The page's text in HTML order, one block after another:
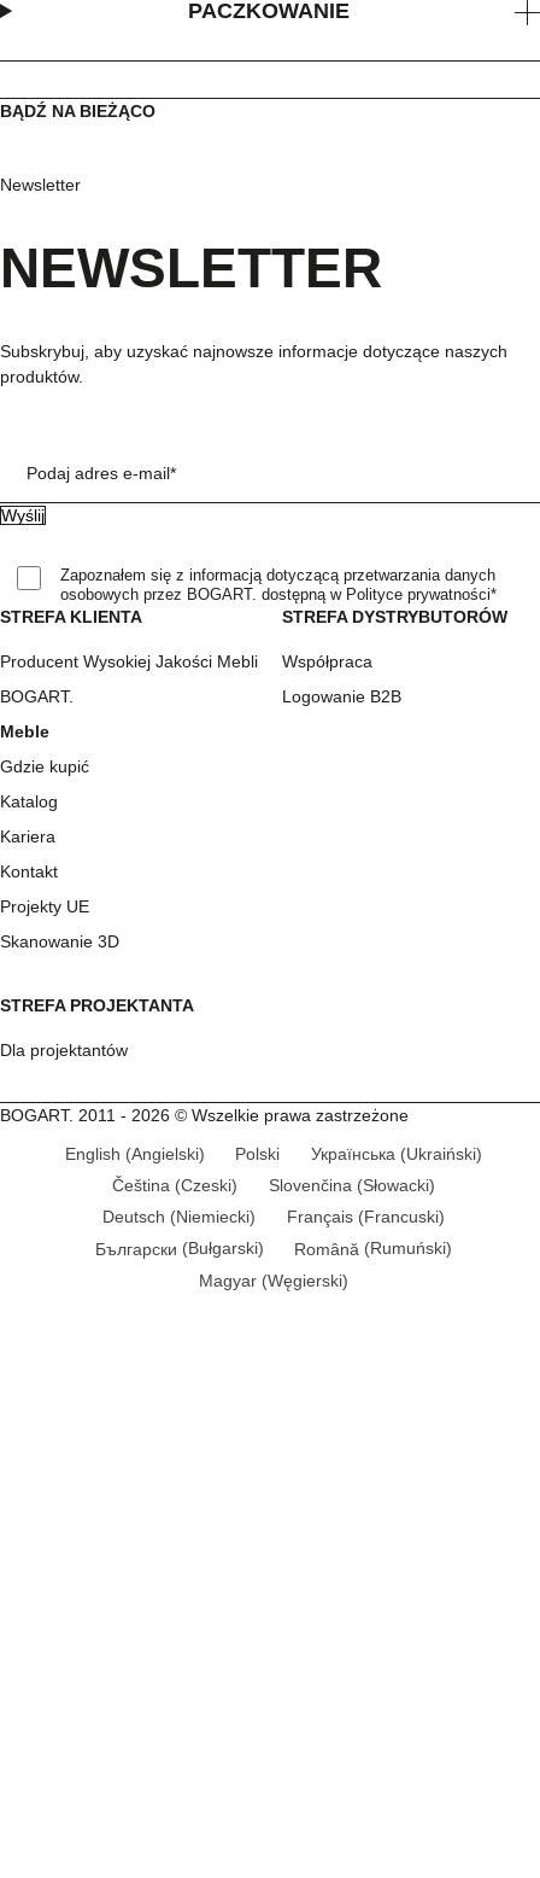
PACZKOWANIE
STREFA KLIENTA
Producent Wysokiej Jakości Mebli
BOGART.
Meble
Gdzie kupić
Katalog
Kariera
Kontakt
Projekty UE
Skanowanie 3D
STREFA DYSTRYBUTORÓW
Współpraca
Logowanie B2B
STREFA PROJEKTANTA
Dla projektantów
BĄDŹ NA BIEŻĄCO
Newsletter
NEWSLETTER
Subskrybuj, aby uzyskać najnowsze informacje dotyczące naszych
produktów.
Podaj adres e-mail*
Zapoznałem się z informacją dotyczącą przetwarzania danych
osobowych przez BOGART. dostępną w Polityce prywatności*
BOGART. 2011 - 2026 © Wszelkie prawa zastrzeżone
English (Angielski) Polski Українська (Ukraiński)
Čeština (Czeski) Slovenčina (Słowacki)
Deutsch (Niemiecki) Français(Francuski)
Български (Bułgarski) Română (Rumuński)
Magyar(Węgierski)